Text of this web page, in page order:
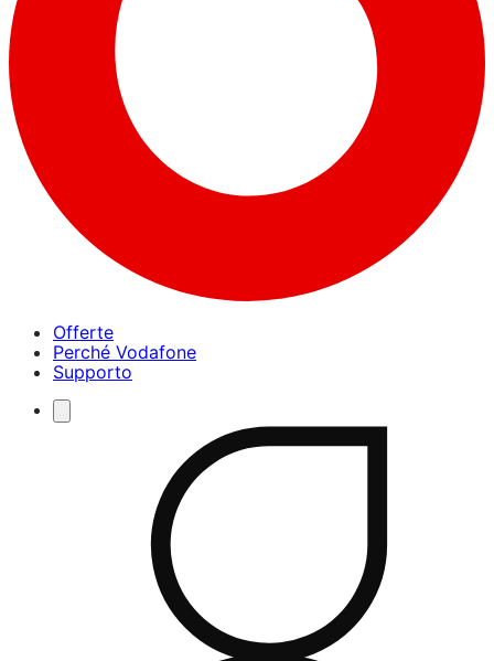
Offerte
Perché Vodafone
Supporto